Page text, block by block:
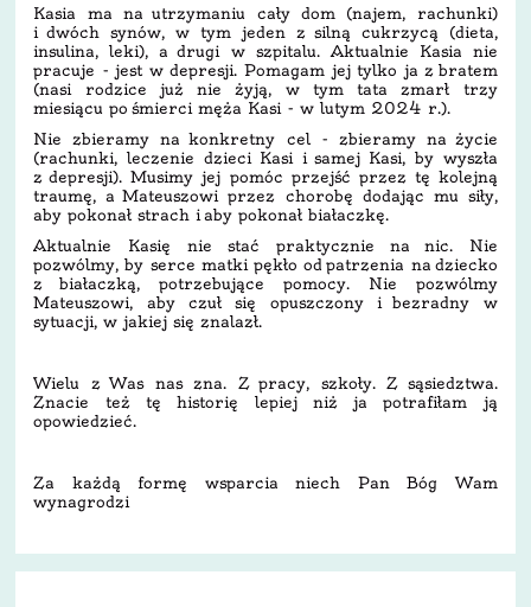
Kasia ma na utrzymaniu cały dom (najem, rachunki)
i dwóch synów, w tym jeden z silną cukrzycą (dieta,
insulina, leki), a drugi w szpitalu. Aktualnie Kasia nie
pracuje - jest w depresji. Pomagam jej tylko ja z bratem
(nasi rodzice już nie żyją, w tym tata zmarł trzy
miesiącu po śmierci męża Kasi - w lutym 2024 r.).
Nie zbieramy na konkretny cel - zbieramy na życie
(rachunki, leczenie dzieci Kasi i samej Kasi, by wyszła
z depresji). Musimy jej pomóc przejść przez tę kolejną
traumę, a Mateuszowi przez chorobę dodając mu siły,
aby pokonał strach i aby pokonał białaczkę.
Aktualnie Kasię nie stać praktycznie na nic. Nie
pozwólmy, by serce matki pękło od patrzenia na dziecko
z białaczką, potrzebujące pomocy. Nie pozwólmy
Mateuszowi, aby czuł się opuszczony i bezradny w
sytuacji, w jakiej się znalazł.
Wielu z Was nas zna. Z pracy, szkoły. Z sąsiedztwa.
Znacie też tę historię lepiej niż ja potrafiłam ją
opowiedzieć.
Za każdą formę wsparcia niech Pan Bóg Wam
wynagrodzi